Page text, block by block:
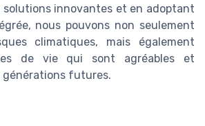
innovantes et en adoptant
nous pouvons non seulement
climatiques, mais également
de vie qui sont agréables et
générations futures.